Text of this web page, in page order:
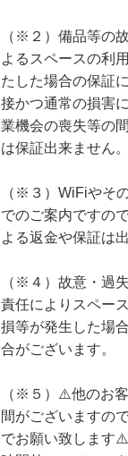
（※２）備品等の
よるスペースの利
たした場合の保証
接かつ通常の損害
業機会の喪失等の
は保証出来ません。
（※３）WiFiやそ
でのご案内ですの
よる返金や保証は
（※４）故意・過
責任によりスペー
損等が発生した場
合がございます。
（※５）⚠️他のお
間がございますの
でお願い致します⚠️